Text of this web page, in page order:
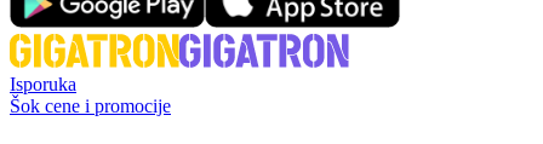
Isporuka
Šok cene i promocije